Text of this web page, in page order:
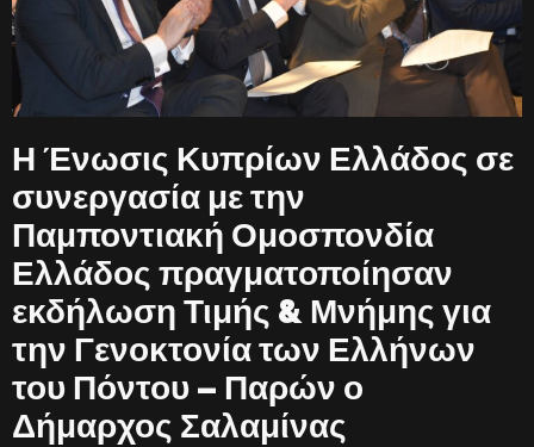
Η Ένωσις Κυπρίων Ελλάδος σε
συνεργασία με την
Παμποντιακή Ομοσπονδία
Ελλάδος πραγματοποίησαν
εκδήλωση Τιμής & Μνήμης για
την Γενοκτονία των Ελλήνων
του Πόντου – Παρών ο
Δήμαρχος Σαλαμίνας